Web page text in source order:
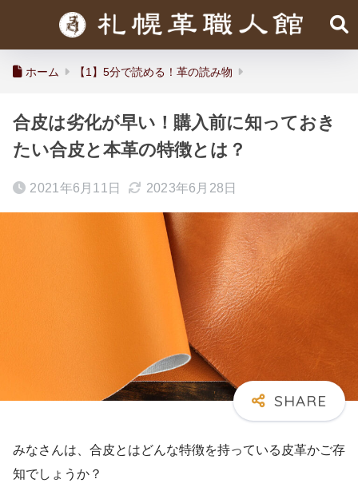
ホーム 【1】5分で読める！革の読み物
合皮は劣化が早い！購入前に知っておき
たい合皮と本革の特徴とは？
2021年6月11日 2023年6月28日
みなさんは、合皮とはどんな特徴を持っている皮革かご存
知でしょうか？